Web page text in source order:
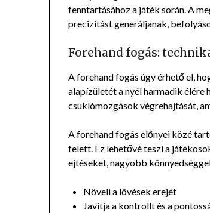
fenntartásához a játék során. A
precizitást generáljanak,
Forehand fogás:
A forehand fogás úgy érhető el,
alapízületét a nyél harmadik élére
csuklómozgások végrehajtását,
A forehand fogás előnyei közé
felett. Ez lehetővé teszi a
ejtéseket, nagyobb
Növeli a lövések erejét
Javítja a kontrollt és a